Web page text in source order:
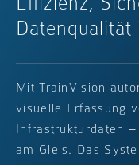
Mit TrainVision
visuelle Erfassung
Infrastrukturdaten
am Gleis. Das